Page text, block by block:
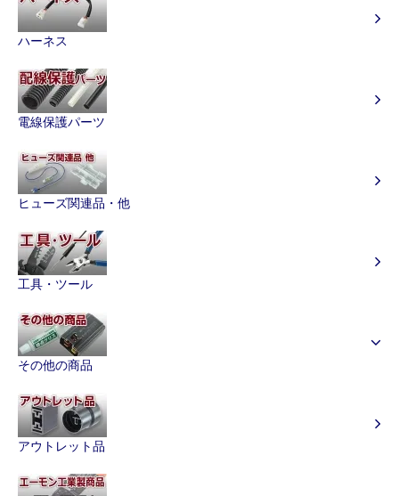
ハーネス
電線保護パーツ
ヒューズ関連品・他
工具・ツール
その他の商品
アウトレット品